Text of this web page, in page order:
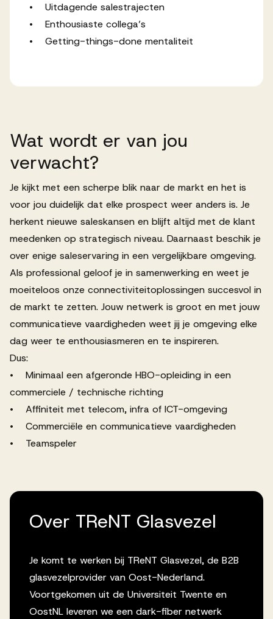
• Uitdagende salestrajecten
• Enthousiaste collega’s
• Getting-things-done mentaliteit
Wat wordt er van jou
verwacht?
Je kijkt met een scherpe blik naar de markt en het is
voor jou duidelijk dat elke prospect weer anders is. Je
herkent nieuwe saleskansen en blijft altijd met de klant
meedenken op strategisch niveau. Daarnaast beschik je
over enige saleservaring in een vergelijkbare omgeving.
Als professional geloof je in samenwerking en weet je
moeiteloos onze connectiviteitoplossingen succesvol in
de markt te zetten. Jouw netwerk is groot en met jouw
communicatieve vaardigheden weet jij je omgeving elke
dag weer te enthousiasmeren en te inspireren.
Dus:
• Minimaal een afgeronde HBO-opleiding in een
commerciele / technische richting
• Affiniteit met telecom, infra of ICT-omgeving
• Commerciële en communicatieve vaardigheden
• Teamspeler
Over TReNT Glasvezel
Je komt te werken bij TReNT Glasvezel, de B2B
glasvezelprovider van Oost-Nederland.
Voortgekomen uit de Universiteit Twente en
OostNL leveren we een dark-fiber netwerk